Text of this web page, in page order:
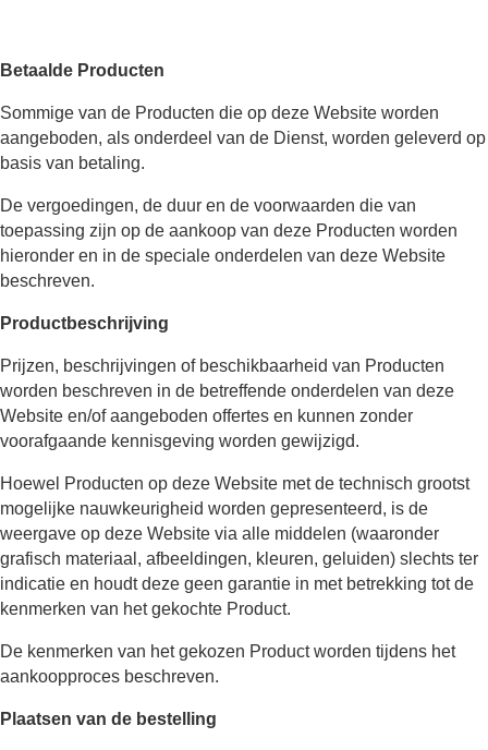
Betaalde Producten
Sommige van de Producten die op deze Website worden
aangeboden, als onderdeel van de Dienst, worden geleverd op
basis van betaling.
De vergoedingen, de duur en de voorwaarden die van
toepassing zijn op de aankoop van deze Producten worden
hieronder en in de speciale onderdelen van deze Website
beschreven.
Productbeschrijving
Prijzen, beschrijvingen of beschikbaarheid van Producten
worden beschreven in de betreffende onderdelen van deze
Website en/of aangeboden offertes en kunnen zonder
voorafgaande kennisgeving worden gewijzigd.
Hoewel Producten op deze Website met de technisch grootst
mogelijke nauwkeurigheid worden gepresenteerd, is de
weergave op deze Website via alle middelen (waaronder
grafisch materiaal, afbeeldingen, kleuren, geluiden) slechts ter
indicatie en houdt deze geen garantie in met betrekking tot de
kenmerken van het gekochte Product.
De kenmerken van het gekozen Product worden tijdens het
aankoopproces beschreven.
Plaatsen van de bestelling